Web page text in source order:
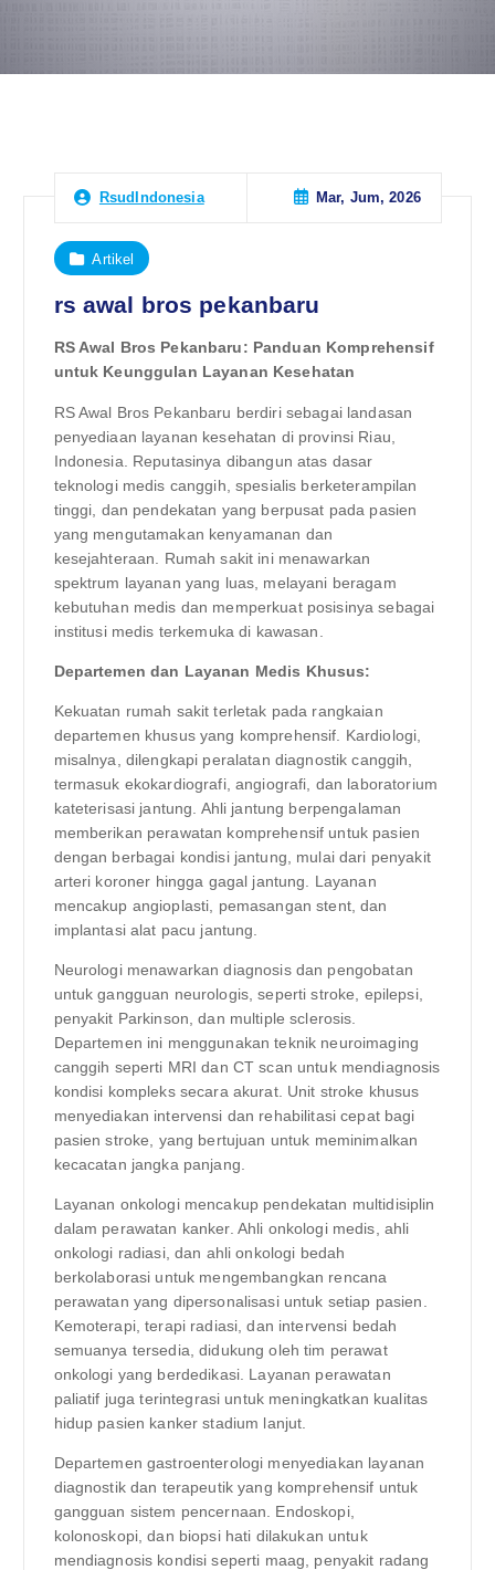
RsudIndonesia Mar, Jum, 2026
Artikel
rs awal bros pekanbaru
RS Awal Bros Pekanbaru: Panduan Komprehensif
untuk Keunggulan Layanan Kesehatan
RS Awal Bros Pekanbaru berdiri sebagai landasan
penyediaan layanan kesehatan di provinsi Riau,
Indonesia. Reputasinya dibangun atas dasar
teknologi medis canggih, spesialis berketerampilan
tinggi, dan pendekatan yang berpusat pada pasien
yang mengutamakan kenyamanan dan
kesejahteraan. Rumah sakit ini menawarkan
spektrum layanan yang luas, melayani beragam
kebutuhan medis dan memperkuat posisinya sebagai
institusi medis terkemuka di kawasan.
Departemen dan Layanan Medis Khusus:
Kekuatan rumah sakit terletak pada rangkaian
departemen khusus yang komprehensif. Kardiologi,
misalnya, dilengkapi peralatan diagnostik canggih,
termasuk ekokardiografi, angiografi, dan laboratorium
kateterisasi jantung. Ahli jantung berpengalaman
memberikan perawatan komprehensif untuk pasien
dengan berbagai kondisi jantung, mulai dari penyakit
arteri koroner hingga gagal jantung. Layanan
mencakup angioplasti, pemasangan stent, dan
implantasi alat pacu jantung.
Neurologi menawarkan diagnosis dan pengobatan
untuk gangguan neurologis, seperti stroke, epilepsi,
penyakit Parkinson, dan multiple sclerosis.
Departemen ini menggunakan teknik neuroimaging
canggih seperti MRI dan CT scan untuk mendiagnosis
kondisi kompleks secara akurat. Unit stroke khusus
menyediakan intervensi dan rehabilitasi cepat bagi
pasien stroke, yang bertujuan untuk meminimalkan
kecacatan jangka panjang.
Layanan onkologi mencakup pendekatan multidisiplin
dalam perawatan kanker. Ahli onkologi medis, ahli
onkologi radiasi, dan ahli onkologi bedah
berkolaborasi untuk mengembangkan rencana
perawatan yang dipersonalisasi untuk setiap pasien.
Kemoterapi, terapi radiasi, dan intervensi bedah
semuanya tersedia, didukung oleh tim perawat
onkologi yang berdedikasi. Layanan perawatan
paliatif juga terintegrasi untuk meningkatkan kualitas
hidup pasien kanker stadium lanjut.
Departemen gastroenterologi menyediakan layanan
diagnostik dan terapeutik yang komprehensif untuk
gangguan sistem pencernaan. Endoskopi,
kolonoskopi, dan biopsi hati dilakukan untuk
mendiagnosis kondisi seperti maag, penyakit radang